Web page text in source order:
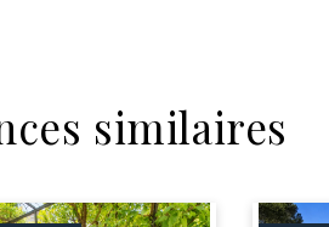
similaires